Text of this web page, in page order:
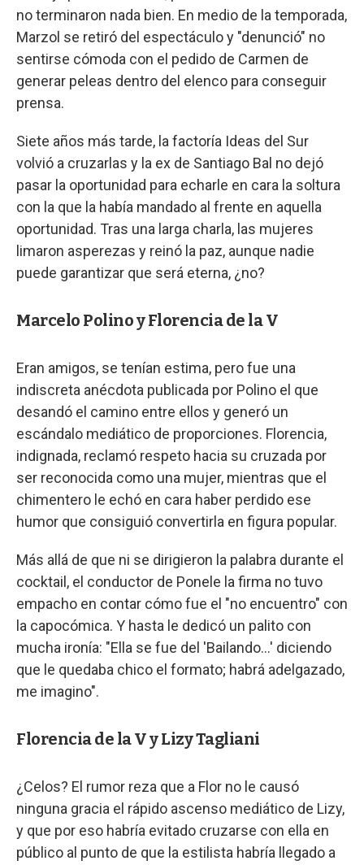
no terminaron nada bien. En medio de la temporada,
Marzol se retiró del espectáculo y "denunció" no
sentirse cómoda con el pedido de Carmen de
generar peleas dentro del elenco para conseguir
prensa.
Siete años más tarde, la factoría Ideas del Sur
volvió a cruzarlas y la ex de Santiago Bal no dejó
pasar la oportunidad para echarle en cara la soltura
con la que la había mandado al frente en aquella
oportunidad. Tras una larga charla, las mujeres
limaron asperezas y reinó la paz, aunque nadie
puede garantizar que será eterna, ¿no?
Marcelo Polino y Florencia de la V
Eran amigos, se tenían estima, pero fue una
indiscreta anécdota publicada por Polino el que
desandó el camino entre ellos y generó un
escándalo mediático de proporciones. Florencia,
indignada, reclamó respeto hacia su cruzada por
ser reconocida como una mujer, mientras que el
chimentero le echó en cara haber perdido ese
humor que consiguió convertirla en figura popular.
Más allá de que ni se dirigieron la palabra durante el
cocktail, el conductor de Ponele la firma no tuvo
empacho en contar cómo fue el "no encuentro" con
la capocómica. Y hasta le dedicó un palito con
mucha ironía: "Ella se fue del 'Bailando...' diciendo
que le quedaba chico el formato; habrá adelgazado,
me imagino".
Florencia de la V y Lizy Tagliani
¿Celos? El rumor reza que a Flor no le causó
ninguna gracia el rápido ascenso mediático de Lizy,
y que por eso habría evitado cruzarse con ella en
público al punto de que la estilista habría llegado a